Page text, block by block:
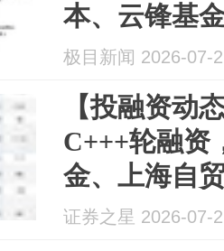
本、云锋基
位列名单
极目新闻 2026-07-
【投融资动
C+++轮融资
金、上海自
证券之星 2026-07-